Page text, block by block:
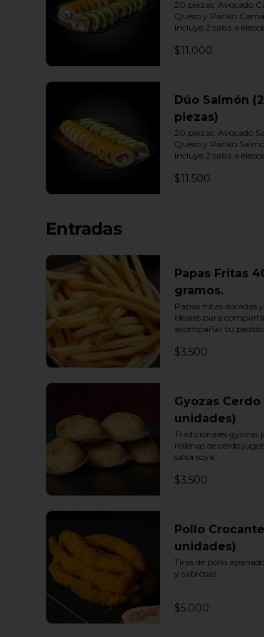
20 piezas: Avocado
Queso y Panko
Incluye 2 salsa a
$11.000
Dúo Salmón
piezas)
20 piezas: Avocado
Queso y Panko
Incluye 2 salsa a
$11.500
Entradas
Papas Fritas
gramos.
Papas fritas doradas
ideales para
acompañar tu pedido.
$3.500
Gyozas Cerdo
unidades)
Tradicionales gyozas
rellenas de cerdo
salsa soya.
$3.500
Pollo
unidades)
Tiras de pollo
y sabrosas.
$5.000